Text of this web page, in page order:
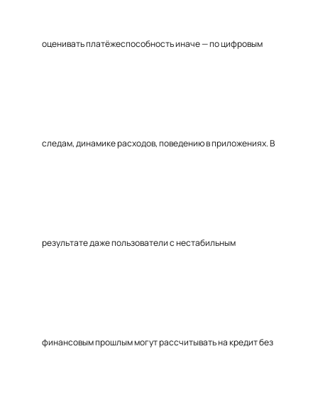
оценивать платёжеспособность иначе — по цифровым
следам, динамике расходов, поведению в приложениях. В
результате даже пользователи с нестабильным
финансовым прошлым могут рассчитывать на кредит без